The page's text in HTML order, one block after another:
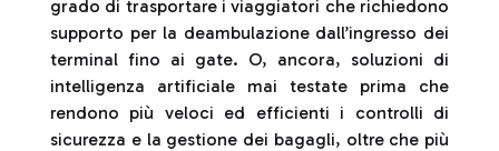
grado di trasportare i viaggiatori che richiedono
supporto per la deambulazione dall’ingresso dei
terminal fino ai gate. O, ancora, soluzioni di
intelligenza artificiale mai testate prima che
rendono più veloci ed efficienti i controlli di
sicurezza e la gestione dei bagagli, oltre che più